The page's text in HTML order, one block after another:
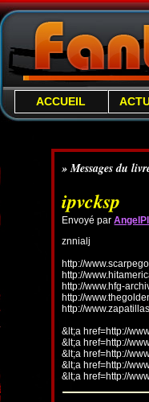
ACCUEIL
» Messages du
ipvcksp
Envoyé par
znnialj
http://
http://
http://www.hfg-
http://
http://
&lt;a href=http://
&lt;a href=http://
&lt;a href=http://
&lt;a href=http://
&lt;a href=http://